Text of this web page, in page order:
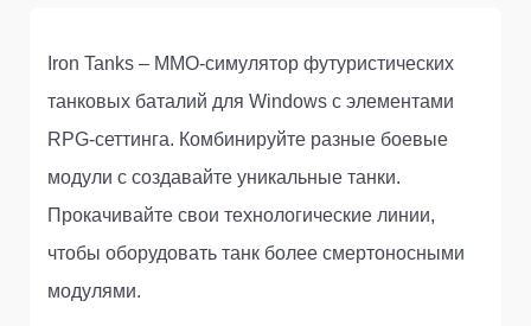
Iron Tanks – MMO-симулятор футуристических
танковых баталий для Windows с элементами
RPG-сеттинга. Комбинируйте разные боевые
модули с создавайте уникальные танки.
Прокачивайте свои технологические линии,
чтобы оборудовать танк более смертоносными
модулями.